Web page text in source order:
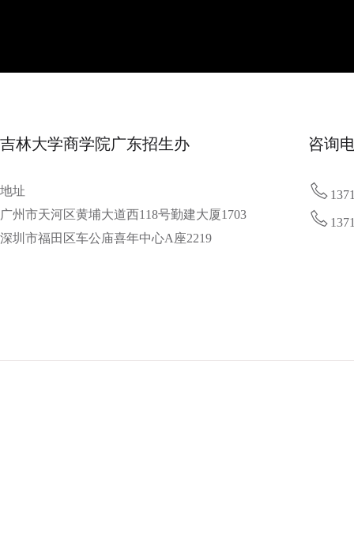
吉林大学商学院广东招生办
地址
广州市天河区黄埔大道西118号勤建大厦1703
深圳市福田区车公庙喜年中心A座2219
咨询

